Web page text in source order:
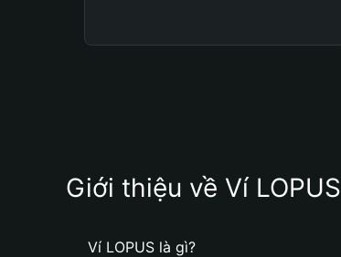
Giới thiệu về Ví LOPUS
Ví LOPUS là gì?